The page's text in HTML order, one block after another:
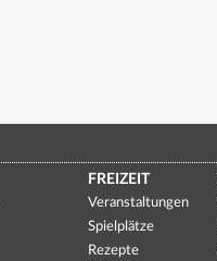
FREIZEIT
Veranstaltungen
Spielplätze
Rezepte